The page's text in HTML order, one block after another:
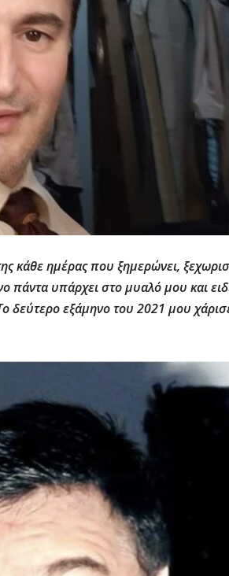
κάθε ημέρας που ξημερώνει,
πάντα υπάρχει στο μυαλό μου και
δεύτερο εξάμηνο του 2021 μου